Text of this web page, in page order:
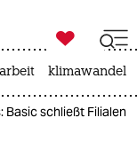

taz zahl ich
arbeit klimawandel
Basic schließt Filialen